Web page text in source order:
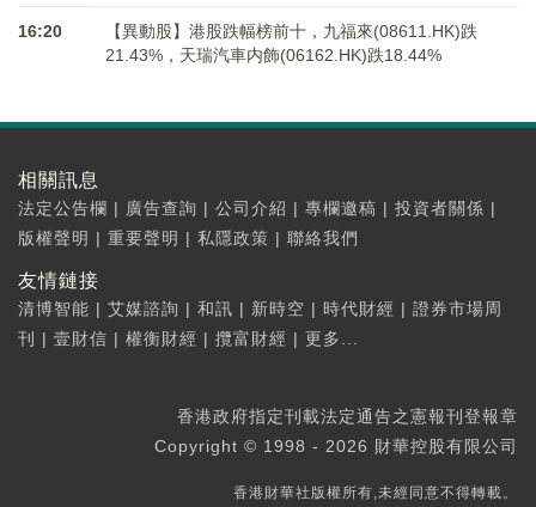
16:20
【異動股】港股跌幅榜前十，九福來(08611.HK)跌
21.43%，天瑞汽車内飾(06162.HK)跌18.44%
相關訊息
法定公告欄 | 廣告查詢 | 公司介紹 | 專欄邀稿 | 投資者關係 |
版權聲明 | 重要聲明 | 私隱政策 | 聯絡我們
友情鏈接
清博智能 | 艾媒諮詢 | 和訊 | 新時空 | 時代財經 | 證券市場周
刊
| 壹財信 | 權衡財經 | 攬富財經 | 更多...
香港政府指定刊載法定通告之憲報刊登報章
Copyright © 1998 - 2026 財華控股有限公司
香港財華社版權所有,未經同意不得轉載。